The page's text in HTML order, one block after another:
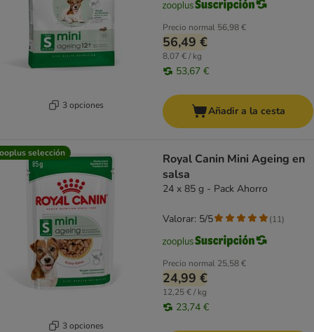
3 opciones
Precio normal 56,98 €
56,49 €
8,07 € / kg
53,67 €
Añadir a la cesta
selección
3 opciones
Royal Canin Mini Ageing en
salsa
24 x 85 g - Pack Ahorro
Precio normal 25,58 €
24,99 €
12,25 € / kg
23,74 €
Valorar: 5/5 (11)